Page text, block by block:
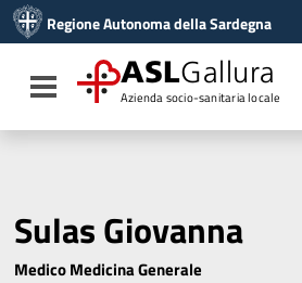
Vai al menu di navigazione
Vai al footer
Regione Autonoma della Sardegna
Toggle navigation
ASLGallura
Azienda socio-sanitaria locale
Sulas Giovanna
Medico Medicina Generale